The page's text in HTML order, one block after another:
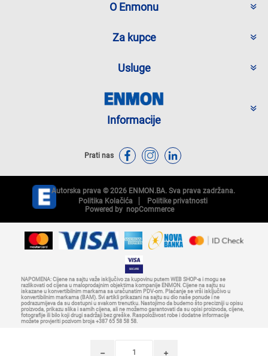
i
h
O Enmonu
Za kupce
Usluge
Informacije
Prati nas
Autorska prava © 2026 ENMON.BA. Sva prava zadržana.
Politika Kolačića
Politike privatnosti
Powered by nopCommerce
NAPOMENA: Cijene na sajtu važe isključivo za kupovinu putem WEB SHOP-a i mogu se
razlikovati od cijena u maloprodajnim objektima kompanije ENMON. Cijene na sajtu su
iskazane u konvertibilnim markama sa uračunatim PDV-om. Plaćanje se vrši isključivo u
konvertibilnim markama (BAM). Svi artikli prikazani na sajtu su dio naše ponude i ne
podrazumijeva da su dostupni u svakom trenutku. Nastojimo da budemo što precizniji u opisu
proizvoda, prikazu slika i samih cijena, ali ne možemo garantovati da su opisi proizvoda, cijene,
fotografije ili bilo koji drugi sadržaji bez greške. Raspoloživost robe i dodatne informacije
možete provjeriti pozivom broja +387 65 58 58 58.